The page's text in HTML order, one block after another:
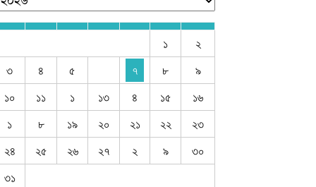
১
২
৩
৪ ৫ ৭ ৮
৯
১০
১১ ১ ১৩ ৪ ১৫
১৬
১
৮ ১৯ ২০ ২১ ২২
২৩
২৪
২৫ ২৬ ২৭ ২ ৯
৩০
৩১